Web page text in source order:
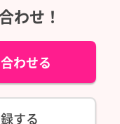
わせ！
わせる
する